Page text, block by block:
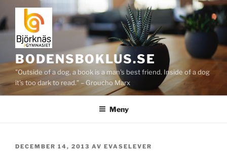
Hoppa
till
innehåll
BODENSBOKLUS.SE
"Outside of a dog, a book is a man's best friend. Inside of a dog
it's too dark to read." – Groucho Marx
Meny
PUBLICERAT
DECEMBER 14, 2013 AV EVASELEVER